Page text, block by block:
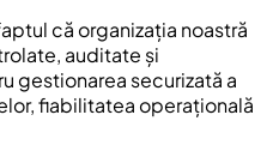
că organizația noastră
auditate și
gestionarea securizată a
fiabilitatea operațională